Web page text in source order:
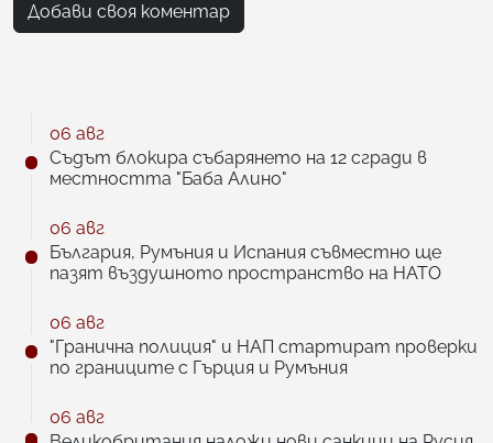
Добави своя коментар
06 авг
Съдът блокира събарянето на 12 сгради в
местността "Баба Алино"
06 авг
България, Румъния и Испания съвместно ще
пазят въздушното пространство на НАТО
06 авг
"Гранична полиция" и НАП стартират проверки
по границите с Гърция и Румъния
06 авг